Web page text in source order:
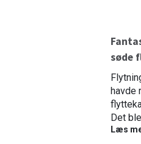
søde
havde
Det
en
Læs